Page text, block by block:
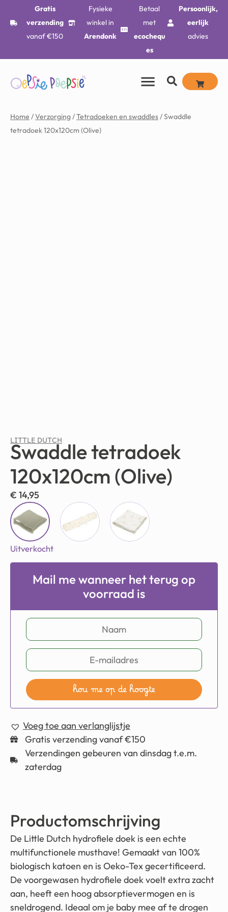
Gratis
verzending
vanaf €150
Fysieke
winkel in
Arendonk
Betaal
met
ecochequ
es
Persoonlijk,
eerlijk
advies
Home /Verzorging/Tetradoeken en swaddles/ Swaddle
tetradoek 120x120cm (Olive)
LITTLE DUTCH
Swaddle tetradoek
120x120cm (Olive)
€ 14,95
Uitverkocht
Mail me wanneer het terug op
voorraad is
hou me op de hoogte
Voeg toe aan verlanglijstje
Gratis verzending vanaf €150
Verzendingen gebeuren van dinsdag t.e.m.
zaterdag
Productomschrijving
De Little Dutch hydrofiele doek is een echte
multifunctionele musthave! Gemaakt van 100%
biologisch katoen en is Oeko-Tex gecertificeerd.
De voorgewasen hydrofiele doek voelt extra zacht
aan, heeft een hoog absorptievermogen en is
sneldrogend. Ideaal om je baby mee af te drogen